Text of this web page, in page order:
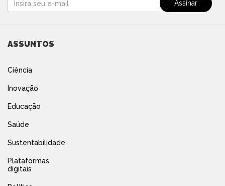
ASSUNTOS
Ciência
Inovação
Educação
Saúde
Sustentabilidade
Plataformas
digitais